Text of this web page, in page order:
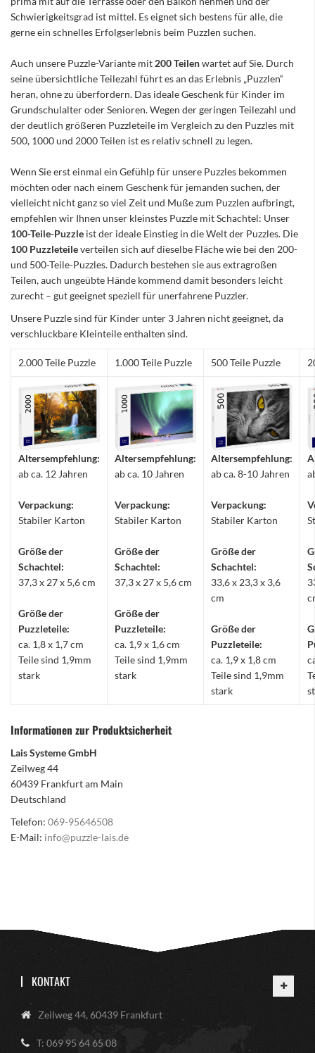
Schwierigkeitsgrad ist mittel. Es eignet sich bestens für alle, die
gerne ein schnelles Erfolgserlebnis beim Puzzlen suchen.
Auch unsere Puzzle-Variante mit 200 Teilenwartet auf Sie. Durch
seine übersichtliche Teilezahl führt es an das Erlebnis „Puzzlen“
heran, ohne zu überfordern. Das ideale Geschenk für Kinder im
Grundschulalter oder Senioren. Wegen der geringen Teilezahl und
der deutlich größeren Puzzleteile im Vergleich zu den Puzzles mit
500, 1000 und 2000 Teilen ist es relativ schnell zu legen.
Wenn Sie erst einmal ein Gefühlp für unsere Puzzles bekommen
möchten oder nach einem Geschenk für jemanden suchen, der
vielleicht nicht ganz so viel Zeit und Muße zum Puzzlen aufbringt,
empfehlen wir Ihnen unser kleinstes Puzzle mit Schachtel: Unser
100-Teile-Puzzle ist der ideale Einstieg in die Welt der Puzzles. Die
100 Puzzleteileverteilen sich auf dieselbe Fläche wie bei den 200-
und 500-Teile-Puzzles. Dadurch bestehen sie aus extragroßen
Teilen, auch ungeübte Hände kommend damit besonders leicht
zurecht – gut geeignet speziell für unerfahrene Puzzler.
Unsere Puzzle sind für Kinder unter 3 Jahren nicht geeignet, da
verschluckbare Kleinteile enthalten sind.
2.000 Teile Puzzle 1.000 Teile Puzzle 500 Teile Puzzle
Altersempfehlung:
ab ca. 12 Jahren
Verpackung:
Stabiler Karton
Größe der
Schachtel:
37,3 x 27 x 5,6 cm
Größe der
Puzzleteile:
ca. 1,8 x 1,7 cm
Teile sind 1,9mm
stark
Altersempfehlung:
ab ca. 10 Jahren
Verpackung:
Stabiler Karton
Größe der
Schachtel:
37,3 x 27 x 5,6 cm
Größe der
Puzzleteile:
ca. 1,9 x 1,6 cm
Teile sind 1,9mm
stark
Altersempfehlung:
ab ca. 8-10 Jahren
Verpackung:
Stabiler Karton
Größe der
Schachtel:
33,6 x 23,3 x 3,6
cm
Größe der
Puzzleteile:
ca. 1,9 x 1,8 cm
Teile sind 1,9mm
stark
Informationen zur Produktsicherheit
Lais Systeme GmbH
Zeilweg 44
60439 Frankfurt am Main
Deutschland
Telefon: 069-95646508
E-Mail: info@puzzle-lais.de
KONTAKT
Zeilweg 44, 60439 Frankfurt
T: 069 95 64 65 08